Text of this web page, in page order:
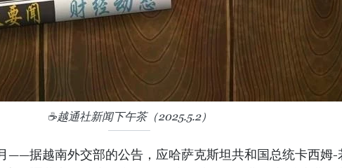
☕️️越通社新闻下午茶（2025.5.2）
——据越南外交部的公告，应哈萨克斯坦共和国总统卡西姆-